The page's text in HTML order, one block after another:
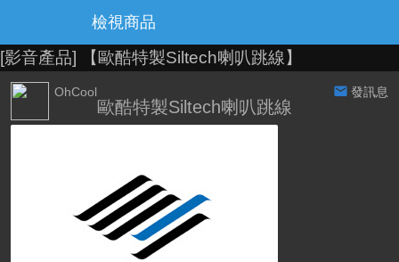
檢視商品
[影音產品] 【歐酷特製Siltech喇叭跳線】
發訊息
OhCool
歐酷特製Siltech喇叭跳線